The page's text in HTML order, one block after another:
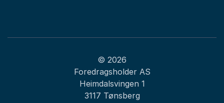
© 2026
Foredragsholder AS
Heimdalsvingen 1
3117 Tønsberg